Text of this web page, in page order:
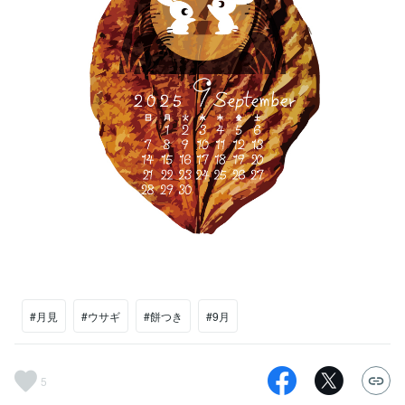
#月見 #ウサギ #餅つき #9月
5